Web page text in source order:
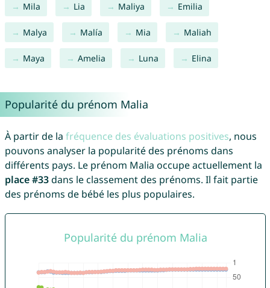
Mila Lia Maliya Emilia
Malya Malía Mia Maliah
Maya Amelia Luna Elina
Popularité du prénom Malia
À partir de la fréquence des évaluations positives, nous
pouvons analyser la popularité des prénoms dans
différents pays. Le prénom Malia occupe actuellement la
place #33dans le classement des prénoms. Il fait partie
des prénoms de bébé les plus populaires.